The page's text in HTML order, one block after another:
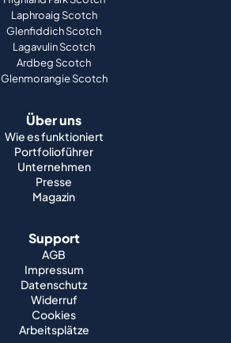
Laphroaig Scotch
Glenfiddich Scotch
Lagavulin Scotch
Ardbeg Scotch
Glenmorangie Scotch
Über uns
Wie es funktioniert
Portfolioführer
Unternehmen
Presse
Magazin
Support
AGB
Impressum
Datenschutz
Widerruf
Cookies
Arbeitsplätze